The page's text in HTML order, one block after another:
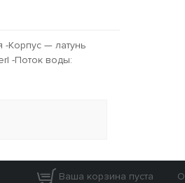
-Корпус — латунь
-Поток воды:
Ваша корзина пуста